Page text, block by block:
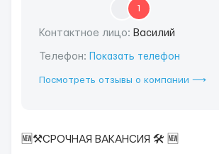
1
Контактное лицо: Василий
Телефон: Показать телефон
Посмотреть отзывы о компании ⟶
🆕⚒СРОЧНАЯ ВАКАНСИЯ 🛠 🆕